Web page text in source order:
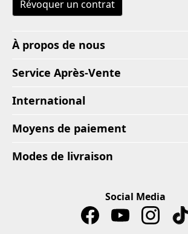
Révoquer un contrat
À propos de nous
Service Après-Vente
International
Moyens de paiement
Modes de livraison
Social Media